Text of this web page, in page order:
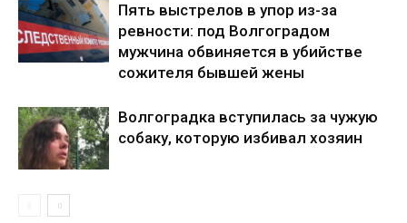
Пять выстрелов в упор из-за
ревности: под Волгоградом
мужчина обвиняется в убийстве
сожителя бывшей жены
Волгоградка вступилась за чужую
собаку, которую избивал хозяин